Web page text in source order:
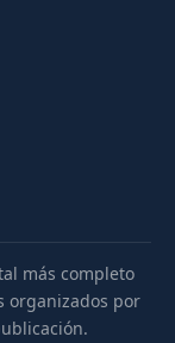
más completo
organizados por